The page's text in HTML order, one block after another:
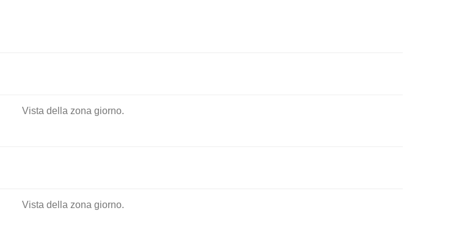
Vista della zona giorno.
Vista della zona giorno.